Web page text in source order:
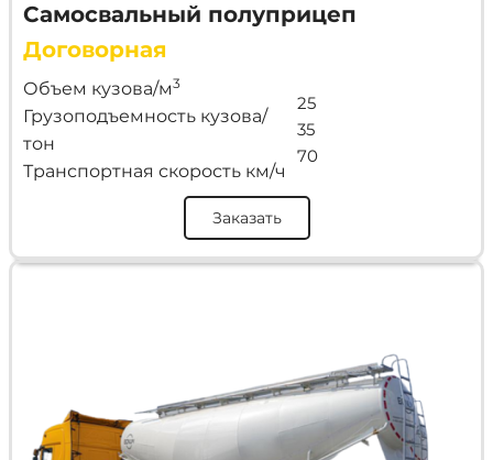
Самосвальный полуприцеп
Договорная
Объем кузова/м3
Грузоподъемность кузова/
тон
Транспортная скорость км/ч
25
35
70
Заказать